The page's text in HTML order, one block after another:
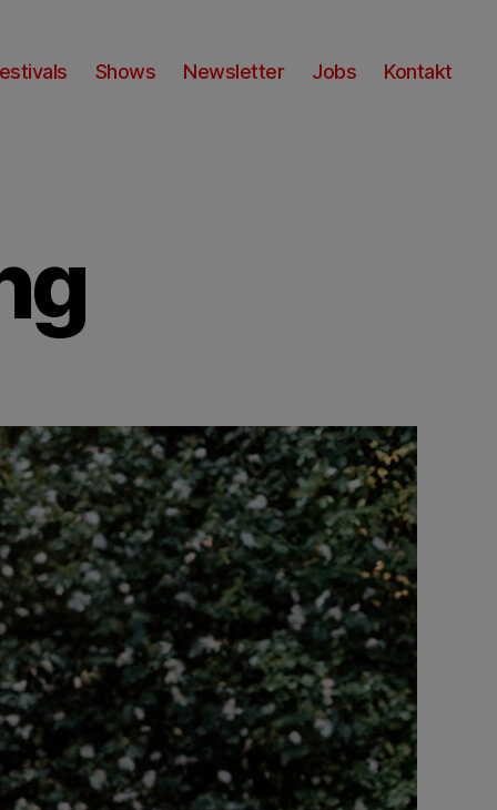
Shows Newsletter Jobs Kontakt